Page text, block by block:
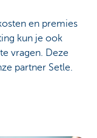
en premies
kun je ook
vragen. Deze
partner Setle.